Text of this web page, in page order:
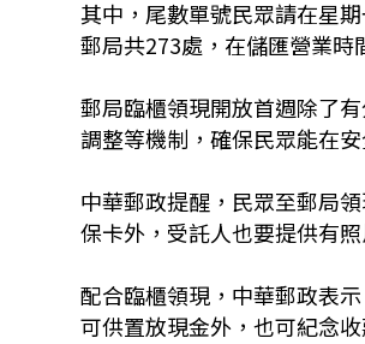
其中，尾數單號民眾請在星
郵局共273處，在儲匯營業時
郵局臨櫃領現開放首週除了
調整等機制，確保民眾能在
中華郵政提醒，民眾至郵局
保卡外，受託人也要提供有
配合臨櫃領現，中華郵政表
可供置放現金外，也可紀念收